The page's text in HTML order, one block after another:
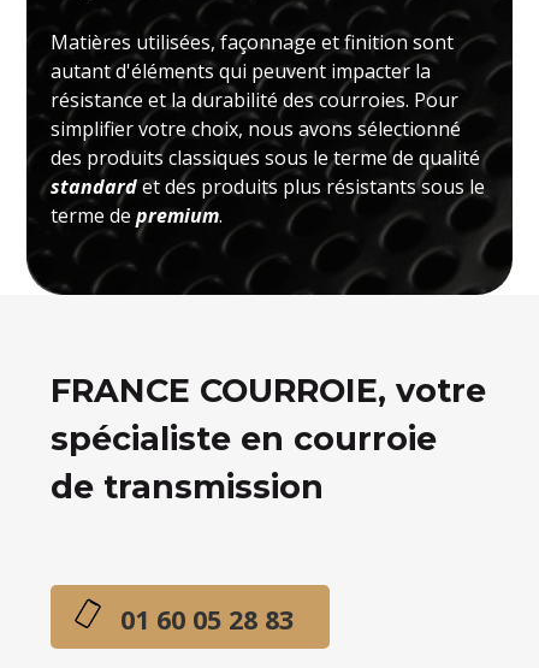
Matières utilisées, façonnage et finition sont
autant d'éléments qui peuvent impacter la
résistance et la durabilité des courroies. Pour
simplifier votre choix, nous avons sélectionné
des produits classiques sous le terme de qualité
standardet des produits plus résistants sous le
terme depremium.
FRANCE COURROIE, votre
spécialiste en courroie
de transmission
01 60 05 28 83